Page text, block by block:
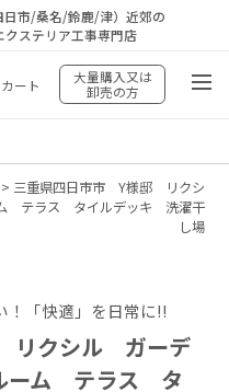
市/桑名/鈴鹿/津）近郊の
ステリア工事専門店
カート
大量購入又は
卸売の方
三重県四日市市 Y様邸 リクシ
テラス タイルデッキ 洗濯干
し場
！「快適」を日常に!!
リクシル ガーデ
ーム テラス タ